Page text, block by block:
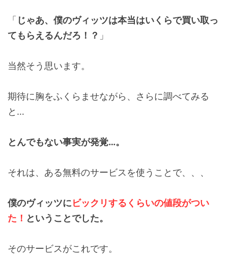
「 じゃあ、僕のヴィッツは本当はいくらで買い取っ
てもらえるんだろ！？ 」
当然そう思います。
期待に胸をふくらませながら、さらに調べてみる
と…
とんでもない事実が発覚…。
それは、ある無料のサービスを使うことで、、、
僕のヴィッツにビックリするくらいの値段がつい
た！ ということでした。
そのサービスがこれです。